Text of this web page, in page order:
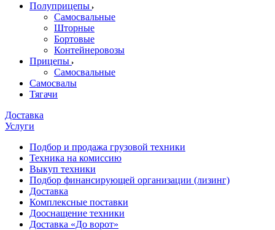
Полуприцепы
Самосвальные
Шторные
Бортовые
Контейнеровозы
Прицепы
Самосвальные
Самосвалы
Тягачи
Доставка
Услуги
Подбор и продажа грузовой техники
Техника на комиссию
Выкуп техники
Подбор финансирующей организации (лизинг)
Доставка
Комплексные поставки
Дооснащение техники
Доставка «До ворот»